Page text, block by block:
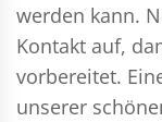
werden kann.
Kontakt auf,
vorbereitet.
unserer